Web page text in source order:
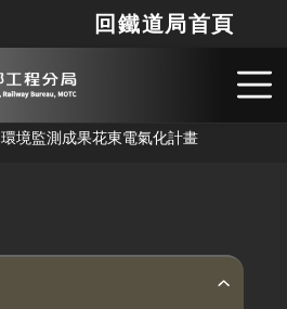
回鐵道局首頁
環境監測成果花東電氣化計畫